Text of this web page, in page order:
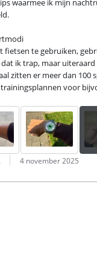
waarmee ik mijn
fietsen te gebruiken,
ik trap, maar
zitten er meer dan 100
voor
4 november 2025